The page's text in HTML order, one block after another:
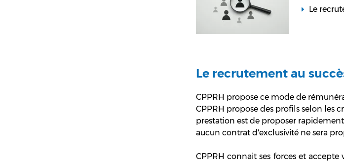
Le
Le recrutement au
CPPRH propose ce mode de
CPPRH propose des profils selon les
prestation est de proposer
aucun contrat d'exclusivité ne sera
CPPRH connait ses forces et